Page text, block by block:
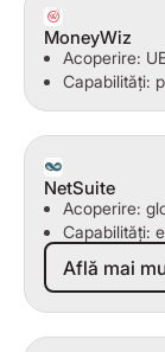
MoneyWiz
Acoperire:
Capabilități:
NetSuite
Acoperire:
Capabilități:
Află
Află mai